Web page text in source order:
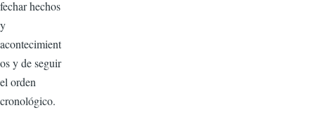
fechar hechos
y
acontecimient
os y de seguir
el orden
cronológico.